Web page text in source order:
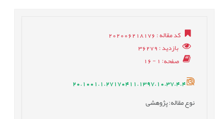
کد مقاله: 202006218176
بازدید: 36279
صفحه: 1 - 16
20.1001.1.27170411.1397.10.37.4.4
نوع مقاله: پژوهشی